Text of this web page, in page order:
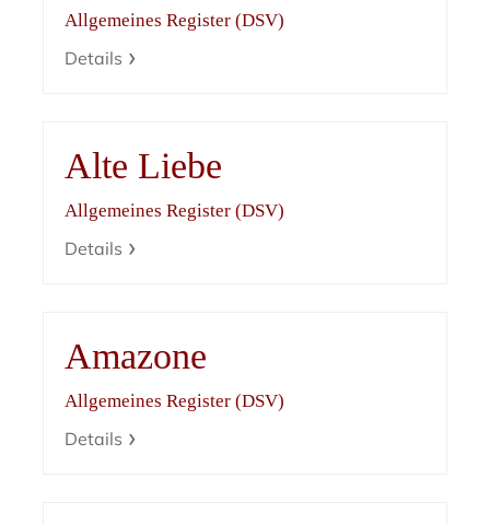
Allgemeines Register (DSV)
Details
Alte Liebe
Allgemeines Register (DSV)
Details
Amazone
Allgemeines Register (DSV)
Details